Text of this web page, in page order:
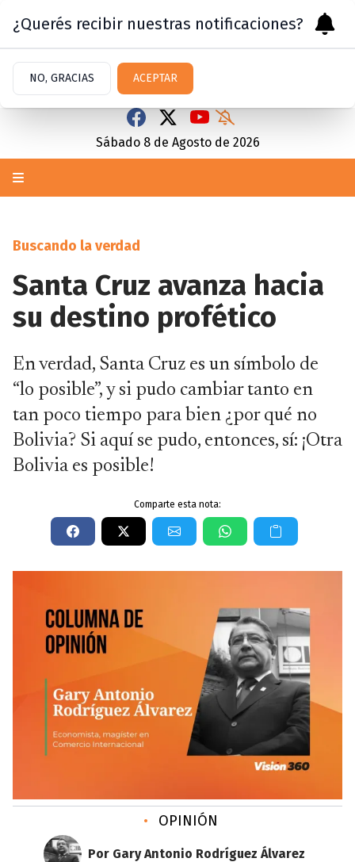
Sábado 8 de Agosto de 2026
Buscando la verdad
Santa Cruz avanza hacia
su destino profético
En verdad, Santa Cruz es un símbolo de
“lo posible”, y si pudo cambiar tanto en
tan poco tiempo para bien ¿por qué no
Bolivia? Si aquí se pudo, entonces, sí: ¡Otra
Bolivia es posible!
Comparte esta nota:
• OPINIÓN
Por Gary Antonio Rodríguez Álvarez
¿Querés recibir nuestras notificaciones?
NO, GRACIAS ACEPTAR